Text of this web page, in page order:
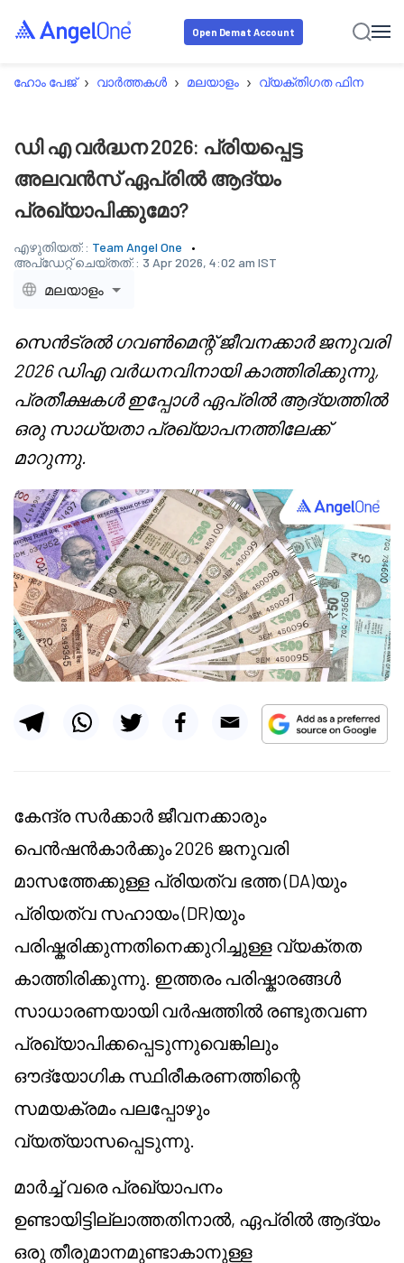
Open Demat Account
ഹോം പേജ് › വാർത്തകൾ › മലയാളം › വ്യക്തിഗത ഫിനാൻസ്
ഡി എ വർദ്ധന 2026: പ്രിയപ്പെട്ട
അലവൻസ് ഏപ്രിൽ ആദ്യം
പ്രഖ്യാപിക്കുമോ?
എഴുതിയത്:: Team Angel One
അപ്‌ഡേറ്റ് ചെയ്തത്:: 3 Apr 2026, 4:02 am IST
മലയാളം
സെൻട്രൽ ഗവൺമെന്റ് ജീവനക്കാർ ജനുവരി
2026 ഡിഎ വർധനവിനായി കാത്തിരിക്കുന്നു,
പ്രതീക്ഷകൾ ഇപ്പോൾ ഏപ്രിൽ ആദ്യത്തിൽ
ഒരു സാധ്യതാ പ്രഖ്യാപനത്തിലേക്ക്
മാറുന്നു.
കേന്ദ്ര സർക്കാർ ജീവനക്കാരും
പെൻഷൻകാർക്കും 2026 ജനുവരി
മാസത്തേക്കുള്ള പ്രിയത്വ ഭത്ത (DA)യും
പ്രിയത്വ സഹായം (DR)യും
പരിഷ്കരിക്കുന്നതിനെക്കുറിച്ചുള്ള വ്യക്തത
കാത്തിരിക്കുന്നു. ഇത്തരം പരിഷ്കാരങ്ങൾ
സാധാരണയായി വർഷത്തിൽ രണ്ടുതവണ
പ്രഖ്യാപിക്കപ്പെടുന്നുവെങ്കിലും
ഔദ്യോഗിക സ്ഥിരീകരണത്തിന്റെ
സമയക്രമം പലപ്പോഴും
വ്യത്യാസപ്പെടുന്നു.
മാർച്ച് വരെ പ്രഖ്യാപനം
ഉണ്ടായിട്ടില്ലാത്തതിനാൽ, ഏപ്രിൽ ആദ്യം
ഒരു തീരുമാനമുണ്ടാകാനുള്ള